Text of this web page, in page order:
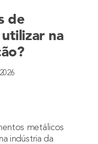
de
na
metálicos
indústria da